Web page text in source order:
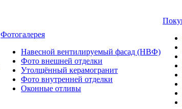
Фотогалерея
Навесной вентилируемый фасад (НВФ)
Фото внешней отделки
Утолщённый керамогранит
Фото внутренней отделки
Оконные отливы